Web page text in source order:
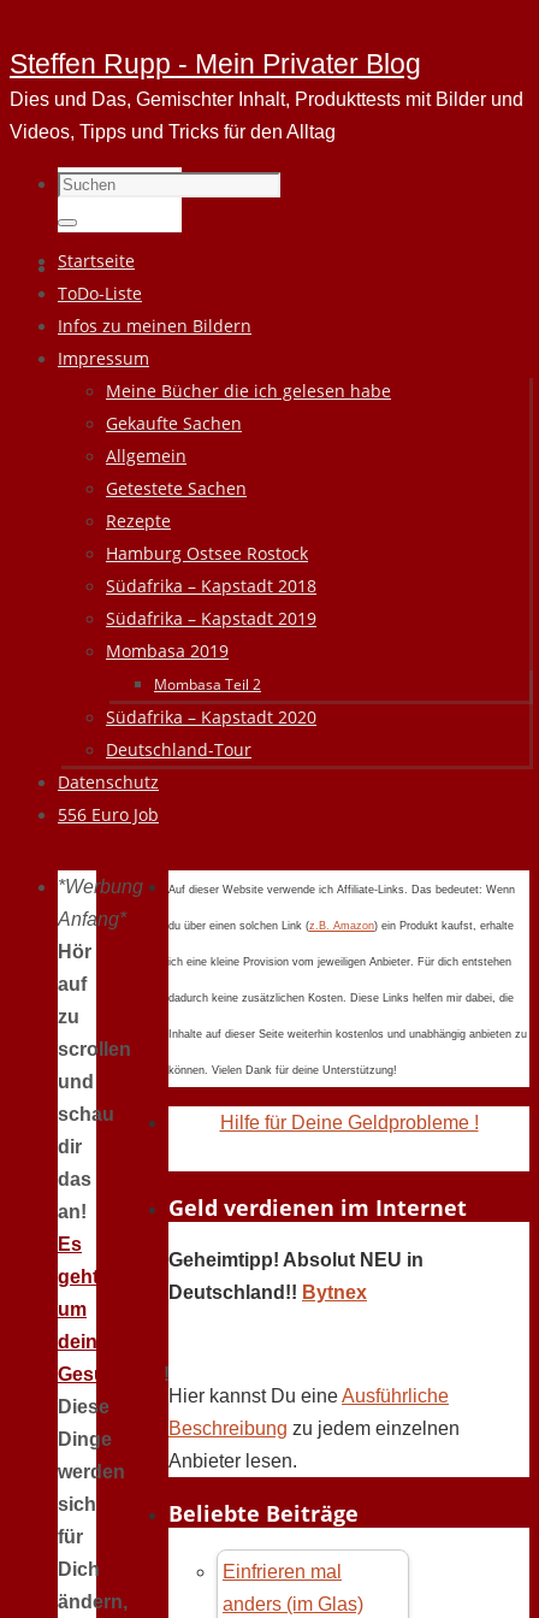
Steffen Rupp - Mein Privater Blog
Dies und Das, Gemischter Inhalt, Produkttests mit Bilder und
Videos, Tipps und Tricks für den Alltag
Suchen
nach:
Suchen
Zum
Inhalt
springen
Startseite
ToDo-Liste
Infos zu meinen Bildern
Impressum
Meine Bücher die ich gelesen habe
Gekaufte Sachen
Allgemein
Getestete Sachen
Rezepte
Hamburg Ostsee Rostock
Südafrika – Kapstadt 2018
Südafrika – Kapstadt 2019
Mombasa 2019
Mombasa Teil 2
Südafrika – Kapstadt 2020
Deutschland-Tour
Datenschutz
556 Euro Job
*Werbung
Anfang*
Hör
auf
zu
scrollen
und
schau
dir
das
an!
Es
geht
um
deine
Gesundheit !
Diese
Dinge
werden
sich
für
Dich
ändern,
Auf dieser Website verwende ich Affiliate-Links. Das bedeutet: Wenn
du über einen solchen Link (z.B. Amazon) ein Produkt kaufst, erhalte
ich eine kleine Provision vom jeweiligen Anbieter. Für dich entstehen
dadurch keine zusätzlichen Kosten. Diese Links helfen mir dabei, die
Inhalte auf dieser Seite weiterhin kostenlos und unabhängig anbieten zu
können. Vielen Dank für deine Unterstützung!
Hilfe für Deine Geldprobleme !
Geld verdienen im Internet
Geheimtipp! Absolut NEU in
Deutschland!! Bytnex
Hier kannst Du eineAusführliche
Beschreibung zu jedem einzelnen
Anbieter lesen.
Beliebte Beiträge
Einfrieren mal
anders (im Glas)